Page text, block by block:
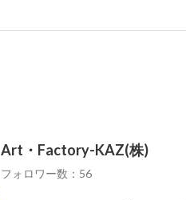
Art・Factory-KAZ(株)
フォロワー数：56